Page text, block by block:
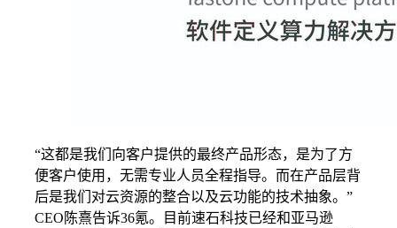
“这都是我们向客户提供的最终产品形态，是为了方
便客户使用，无需专业人员全程指导。而在产品层背
后是我们对云资源的整合以及云功能的技术抽象。”
CEO陈熹告诉36氪。目前速石科技已经和亚马逊